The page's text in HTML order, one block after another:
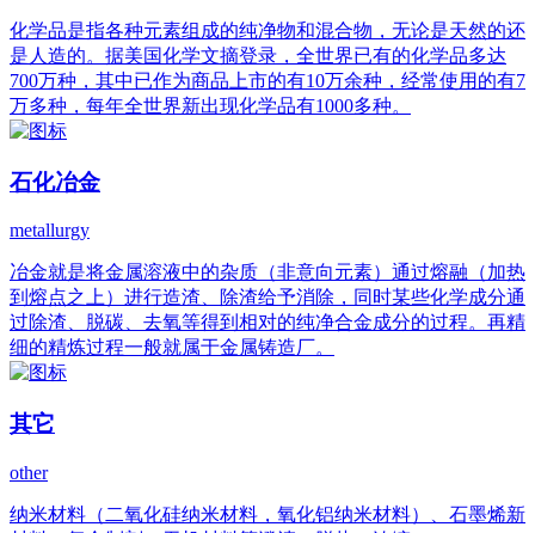
化学品是指各种元素组成的纯净物和混合物，无论是天然的还
是人造的。据美国化学文摘登录，全世界已有的化学品多达
700万种，其中已作为商品上市的有10万余种，经常使用的有7
万多种，每年全世界新出现化学品有1000多种。
石化冶金
metallurgy
冶金就是将金属溶液中的杂质（非意向元素）通过熔融（加热
到熔点之上）进行造渣、除渣给予消除，同时某些化学成分通
过除渣、脱碳、去氧等得到相对的纯净合金成分的过程。再精
细的精炼过程一般就属于金属铸造厂。
其它
other
纳米材料（二氧化硅纳米材料，氧化铝纳米材料）、石墨烯新